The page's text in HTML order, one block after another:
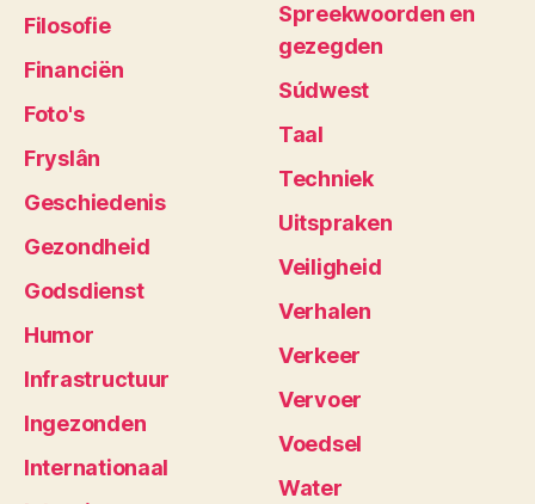
Filosofie
Financiën
Foto's
Fryslân
Geschiedenis
Gezondheid
Godsdienst
Humor
Infrastructuur
Ingezonden
Internationaal
Spreekwoorden en
gezegden
Súdwest
Taal
Techniek
Uitspraken
Veiligheid
Verhalen
Verkeer
Vervoer
Voedsel
Water